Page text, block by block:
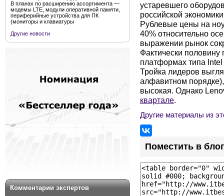
В планах по расширению ассортимента —
модемы LTE, модули оперативной памяти,
периферийные устройства для ПК
(мониторы и клавиатуры
Другие новости
Комментарии экспертов
устаревшего
российской
Рублевые цены на
40% относительно
выражении рынок
Фактически
платформах типа
Тройка лидеров
алфавитном порядке),
высокая. Однако
квартале
Другие материалы из
Поместить в блог